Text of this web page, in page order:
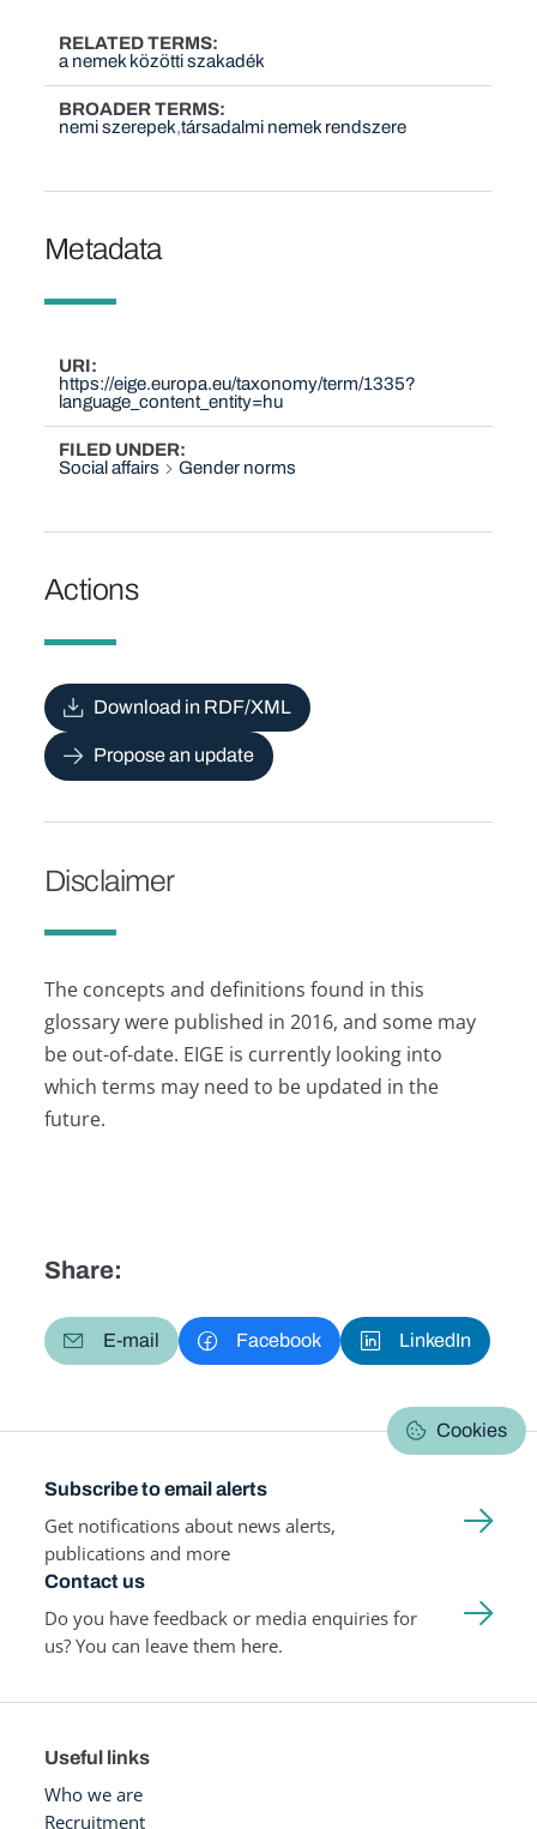
RELATED TERMS
a nemek közötti szakadék
BROADER TERMS
nemi szerepek társadalmi nemek rendszere
Metadata
URI
https://eige.europa.eu/taxonomy/term/1335?
language_content_entity=hu
FILED UNDER
Social affairs
Gender norms
Actions
Download in RDF/XML
Propose an update
Disclaimer
The concepts and definitions found in this
glossary were published in 2016, and some may
be out-of-date. EIGE is currently looking into
which terms may need to be updated in the
future.
Share:
E-mail Facebook LinkedIn
Cookies
Subscribe to email alerts
Get notifications about news alerts,
publications and more
Contact us
Do you have feedback or media enquiries for
us? You can leave them here.
Useful links
Who we are
Recruitment